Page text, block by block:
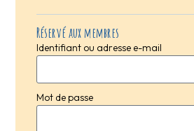
Réservé aux membres
Identifiant ou adresse e-mail
Mot de passe